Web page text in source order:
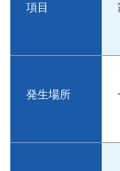
項目
発生場所